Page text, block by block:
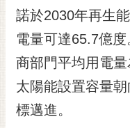
English
日
本
語
隱
諾於2030年再生
電量可達65.7億
商部門平均用電
太陽能設置容量
標邁進。